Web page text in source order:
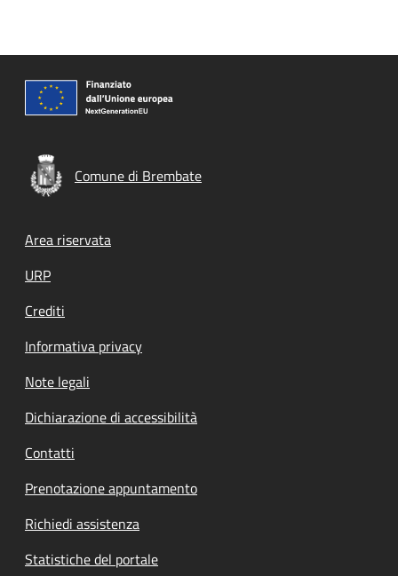
Comune di Brembate
Footer menu
Area riservata
URP
Crediti
Informativa privacy
Note legali
Dichiarazione di accessibilità
Contatti
Prenotazione appuntamento
Richiedi assistenza
Statistiche del portale